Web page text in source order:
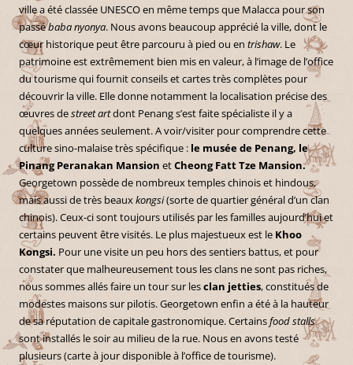
ville a été classée UNESCO en même temps que Malacca pour son
passébaba nyonya. Nous avons beaucoup apprécié la ville, dont le
cœur historique peut être parcouru à pied ou en trishaw. Le
patrimoine est extrêmement bien mis en valeur, à l’image de l’office
du tourisme qui fournit conseils et cartes très complètes pour
découvrir la ville. Elle donne notamment la localisation précise des
œuvres destreet artdont Penang s’est faite spécialiste il y a
quelques années seulement. A voir/visiter pour comprendre cette
culture sino-malaise très spécifique : le musée de Penang, le
Pinang Peranakan Mansion etCheong Fatt Tze Mansion.
Georgetown possède de nombreux temples chinois et hindous,
mais aussi de très beauxkongsi(sorte de quartier général d’un clan
chinois). Ceux-ci sont toujours utilisés par les familles aujourd’hui et
certains peuvent être visités. Le plus majestueux est le Khoo
Kongsi. Pour une visite un peu hors des sentiers battus, et pour
constater que malheureusement tous les clans ne sont pas riches,
nous sommes allés faire un tour sur lesclan jetties, constitués de
modestes maisons sur pilotis. Georgetown enfin a été à la hauteur
de sa réputation de capitale gastronomique. Certainsfood stalls
sont installés le soir au milieu de la rue. Nous en avons testé
plusieurs (carte à jour disponible à l’office de tourisme).